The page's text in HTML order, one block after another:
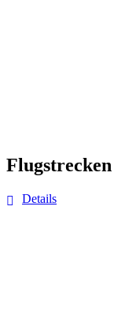
Flugstrecken
Details